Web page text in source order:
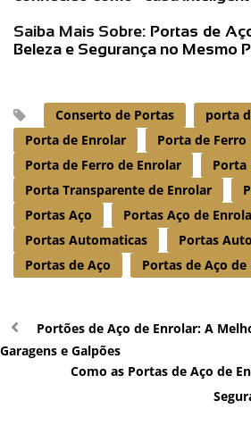
Saiba Mais Sobre: Portas de
Beleza e Segurança no Mesmo
Conserto de Portas
porta
Porta de Enrolar
Porta de Ferro
Porta de Ferro de Enrolar
Porta
Porta Transparente de Enrolar
Portas Aço
Portas Aço de
Portas Automaticas
Portas
Portas de Aço
Portas de Aço de
Portões de Aço de Enrolar: A
Garagens e Galpões
Como as Portas de Aço de